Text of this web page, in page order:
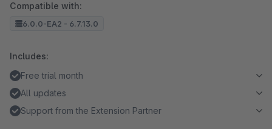
Compatible with:
6.0.0-EA2 - 6.7.13.0
Includes:
Free trial month
All updates
Support from the Extension Partner